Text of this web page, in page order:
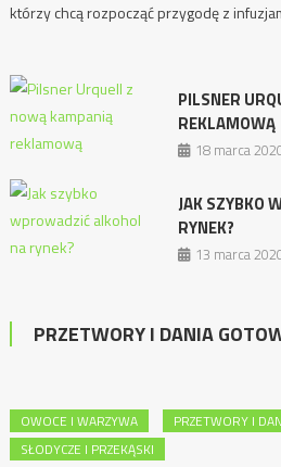
którzy chcą rozpocząć przygodę z
PILSNER
REKLAMOWĄ
18 marca
JAK SZYBKO
RYNEK?
13 marca
PRZETWORY I DANIA
OWOCE I WARZYWA
PRZETWORY I
SŁODYCZE I PRZEKĄSKI